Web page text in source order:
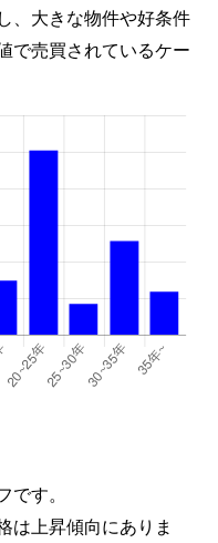
、大きな物件や好条件
で売買されているケー
す。
は上昇傾向にありま